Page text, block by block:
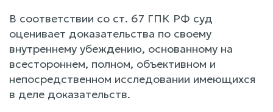
В соответствии со ст. 67 ГПК РФ суд
оценивает доказательства по своему
внутреннему убеждению, основанному на
всестороннем, полном, объективном и
непосредственном исследовании имеющихся
в деле доказательств.